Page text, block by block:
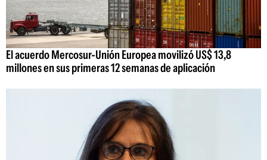
El acuerdo Mercosur-Unión Europea movilizó US$ 13,8
millones en sus primeras 12 semanas de aplicación